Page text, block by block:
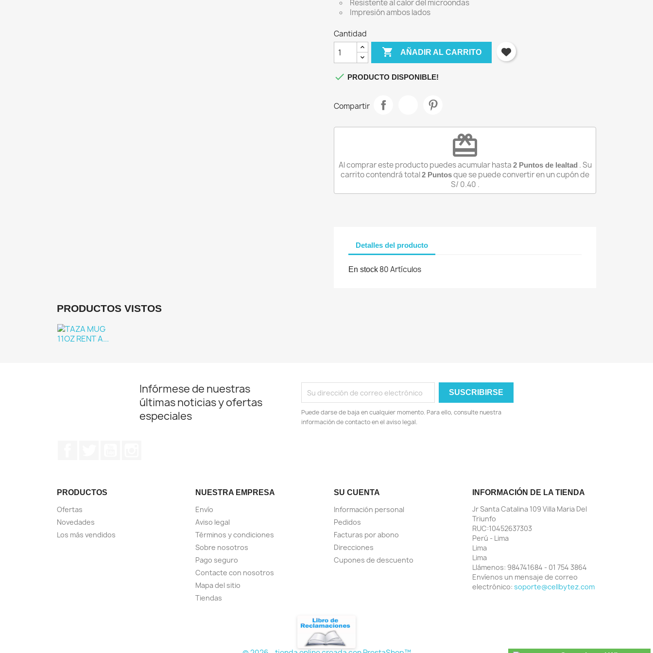
IPHONE 13 PRO MAX
Resistente al calor del microondas
Impresión ambos lados
Cantidad
 AÑADIR AL CARRITO
 PRODUCTO DISPONIBLE!
Compartir
redeem
Al comprar este producto puedes acumular hasta 2Puntos de lealtad . Su
carrito contendrá total2 Puntosque se puede convertir en un cupón de
S/ 0.40 .
Detalles del producto
En stock 80 Artículos
PRODUCTOS VISTOS
Infórmese de nuestras
últimas noticias y ofertas
especiales
Puede darse de baja en cualquier momento. Para ello, consulte nuestra
información de contacto en el aviso legal.
PRODUCTOS
Ofertas
Novedades
Los más vendidos
NUESTRA EMPRESA
Envío
Aviso legal
Términos y condiciones
Sobre nosotros
Pago seguro
Contacte con nosotros
Mapa del sitio
Tiendas
SU CUENTA
Información personal
Pedidos
Facturas por abono
Direcciones
Cupones de descuento
INFORMACIÓN DE LA TIENDA
Jr Santa Catalina 109 Villa Maria Del
Triunfo
RUC:10452637303
Perú - Lima
Lima
Lima
Llámenos: 984741684 - 01 754 3864
Envíenos un mensaje de correo
electrónico: soporte@cellbytez.com
×